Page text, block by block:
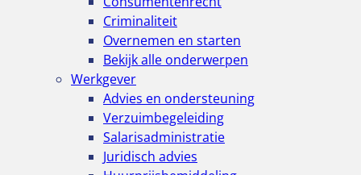
Criminaliteit
Overnemen en starten
Bekijk alle onderwerpen
Werkgever
Advies en ondersteuning
Verzuimbegeleiding
Salarisadministratie
Juridisch advies